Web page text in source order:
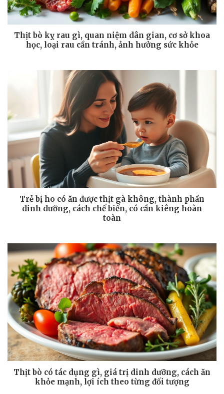
Thịt bò kỵ rau gì, quan niệm dân gian, cơ sở khoa
học, loại rau cần tránh, ảnh hưởng sức khỏe
Trẻ bị ho có ăn được thịt gà không, thành phần
dinh dưỡng, cách chế biến, có cần kiêng hoàn
toàn
Thịt bò có tác dụng gì, giá trị dinh dưỡng, cách ăn
khỏe mạnh, lợi ích theo từng đối tượng